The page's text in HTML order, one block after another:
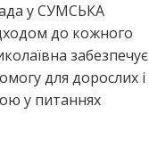
у СУМСЬКА
до кожного
забезпечує
для дорослих і
у питаннях